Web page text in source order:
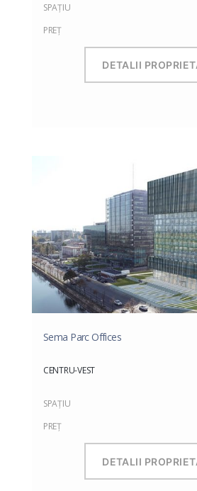
SPAŢIU
PREŢ
DETALII
Sema Parc Offices
CENTRU-VEST
SPAŢIU
PREŢ
DETALII